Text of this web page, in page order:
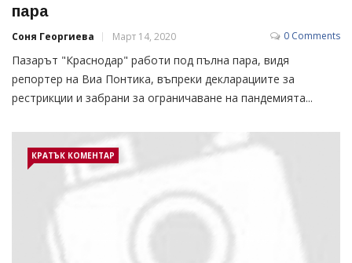
пара
Соня Георгиева Март 14, 2020 0 Comments
Пазарът "Краснодар" работи под пълна пара, видя
репортер на Виа Понтика, въпреки декларациите за
рестрикции и забрани за ограничаване на пандемията...
КРАТЪК КОМЕНТАР